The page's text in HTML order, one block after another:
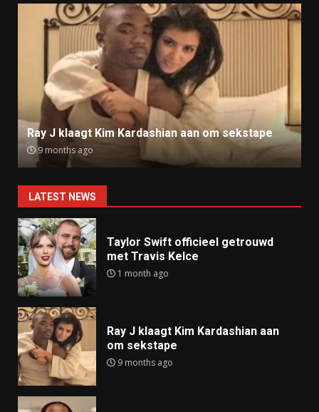
Ray J klaagt Kim Kardashian aan om sekstape
9 months ago
LATEST NEWS
Taylor Swift officieel getrouwd
met Travis Kelce
1 month ago
Ray J klaagt Kim Kardashian aan
om sekstape
9 months ago